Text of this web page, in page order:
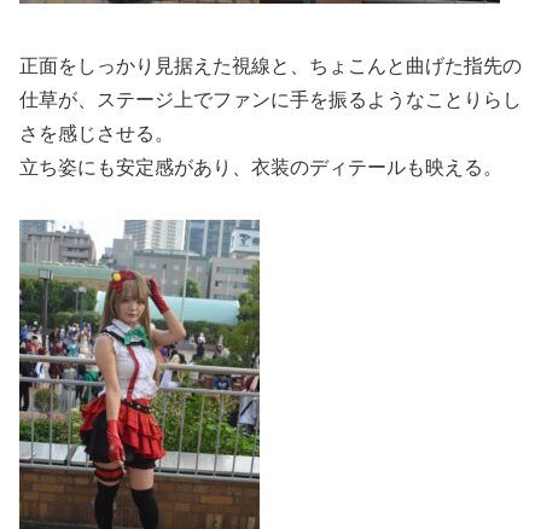
正面をしっかり見据えた視線と、ちょこんと曲げた指先の
仕草が、ステージ上でファンに手を振るようなことりらし
さを感じさせる。
立ち姿にも安定感があり、衣装のディテールも映える。